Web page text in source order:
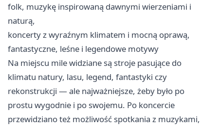
folk, muzykę inspirowaną dawnymi wierzeniami i
naturą,
koncerty z wyraźnym klimatem i mocną oprawą,
fantastyczne, leśne i legendowe motywy
Na miejscu mile widziane są stroje pasujące do
klimatu natury, lasu, legend, fantastyki czy
rekonstrukcji — ale najważniejsze, żeby było po
prostu wygodnie i po swojemu. Po koncercie
przewidziano też możliwość spotkania z muzykami,